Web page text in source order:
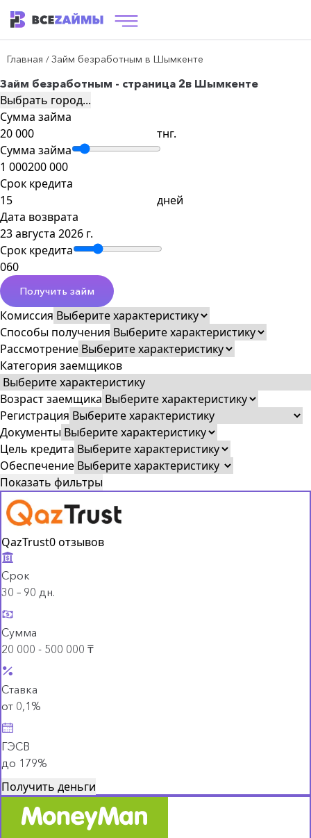
Главная / Займ безработным в Шымкенте
Займ безработным - страница 2в Шымкенте
Выбрать город...
Сумма займа
тнг.
Сумма займа
1 000200 000
Срок кредита
дней
Дата возврата
23 августа 2026 г.
Срок кредита
060
Получить займ
Комиссия
Способы получения
Рассмотрение
Категория заемщиков
Возраст заемщика
Регистрация
Документы
Цель кредита
Обеспечение
Показать фильтры
QazTrust0 отзывов
Срок
30 – 90 дн.
Сумма
20 000 - 500 000 ₸
Ставка
от 0,1%
ГЭСВ
до 179%
Получить деньги